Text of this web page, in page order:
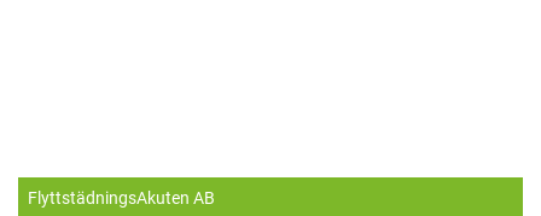
FlyttstädningsAkuten AB